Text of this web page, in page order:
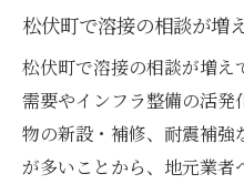
信頼できる溶接
松伏町で溶接先
溶接先選びで失
点
現場目線で見る溶接
松伏町で溶接の相談が増
松伏町で溶接の相談が増
需要やインフラ整備の活発
物の新設・補修、耐震補
が多いことから、地元業者